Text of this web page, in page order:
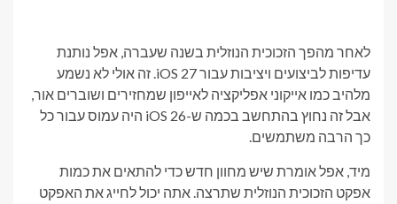
לאחר מהפך הזכוכית הנוזלית בשנה שעברה, אפל נותנת
עדיפות לביצועים ויציבות עבור iOS 27. זה אולי לא נשמע
מלהיב כמו אייקוני אפליקציה לאייפון שמחזירים ושוברים אור,
אבל זה נחוץ בהתחשב בכמה ש-iOS 26 היה עמוס עבור כל
כך הרבה משתמשים.
מיד, אפל אומרת שיש מחוון חדש כדי להתאים את כמות
אפקט הזכוכית הנוזלית שתרצה. אתה יכול לחייג את האפקט